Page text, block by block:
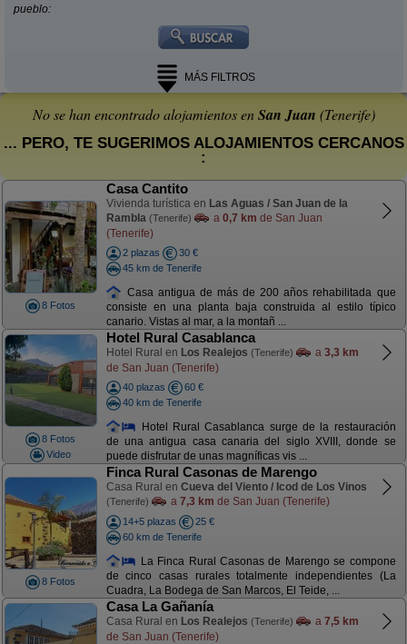
pueblo:
MÁS FILTROS
No se han encontrado alojamientos enSan Juan (Tenerife)
... PERO, TE SUGERIMOS ALOJAMIENTOS CERCANOS
:
8 Fotos
Casa Cantito
Vivienda turística en Las Aguas / San Juan de la
Rambla (Tenerife) a 0,7 km de San Juan
(Tenerife)
2 plazas
30 €
45 km de Tenerife
Casa antigua de más de 200 años rehabilitada que
consiste en una planta baja construida al estilo típico
canario. Vistas al mar, a la montañ ...
8 Fotos
Video
Hotel Rural Casablanca
Hotel Rural en Los Realejos (Tenerife) a 3,3 km
de San Juan (Tenerife)
40 plazas
60 €
40 km de Tenerife
Hotel Rural Casablanca surge de la restauración
de una antigua casa canaria del siglo XVIII, donde se
puede disfrutar de unas magníficas vis ...
8 Fotos
Finca Rural Casonas de Marengo
Casa Rural en Cueva del Viento / Icod de Los Vinos
(Tenerife) a 7,3 km de San Juan (Tenerife)
14+5 plazas
25 €
60 km de Tenerife
La Finca Rural Casonas de Marengo se compone
de cinco casas rurales totalmente independientes (La
Cuadra, La Bodega de San Marcos, El Teide, ...
Casa La Gañanía
Casa Rural en Los Realejos (Tenerife) a 7,5 km
de San Juan (Tenerife)